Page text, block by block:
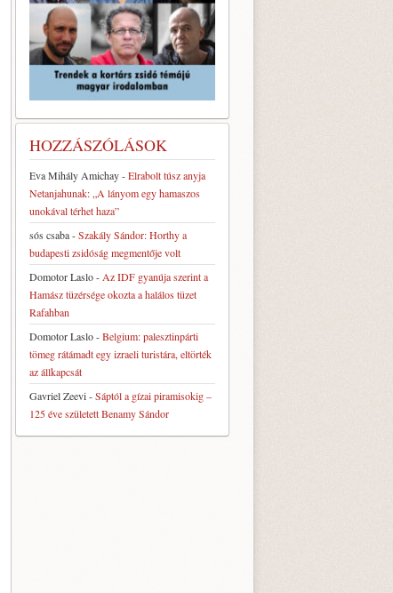
HOZZÁSZÓLÁSOK
Eva Mihály Amichay-Elrabolt túsz anyja
Netanjahunak: „A lányom egy hamaszos
unokával térhet haza”
sós csaba-Szakály Sándor: Horthy a
budapesti zsidóság megmentője volt
Domotor Laslo- Az IDF gyanúja szerint a
Hamász tüzérsége okozta a halálos tüzet
Rafahban
Domotor Laslo-Belgium: palesztinpárti
tömeg rátámadt egy izraeli turistára, eltörték
az állkapcsát
Gavriel Zeevi-Sáptól a gízai piramisokig –
125 éve született Benamy Sándor